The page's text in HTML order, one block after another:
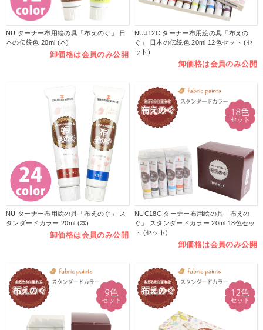
NU ターナー布用絵の具「布えのぐ」 日
本の伝統色 20ml (本)
卸価格は会員のみ公開
NUJ12C ターナー布用絵の具「布えの
ぐ」 日本の伝統色 20ml 12色セット (セ
ット)
卸価格は会員のみ公開
NU ターナー布用絵の具「布えのぐ」 ス
タンダードカラー 20ml (本)
卸価格は会員のみ公開
NUC18C ターナー布用絵の具「布えの
ぐ」 スタンダードカラー 20ml 18色セッ
ト (セット)
卸価格は会員のみ公開